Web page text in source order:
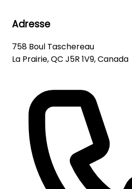
Adresse
758 Boul Taschereau
La Prairie, QC J5R 1V9, Canada